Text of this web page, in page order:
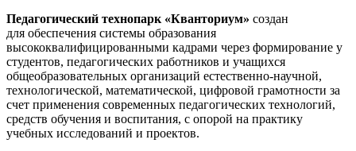
Педагогический технопарк «Кванториум» создан
для обеспечения системы образования
высококвалифицированными кадрами через формирование у
студентов, педагогических работников и учащихся
общеобразовательных организаций естественно-научной,
технологической, математической, цифровой грамотности за
счет применения современных педагогических технологий,
средств обучения и воспитания, с опорой на практику
учебных исследований и проектов.